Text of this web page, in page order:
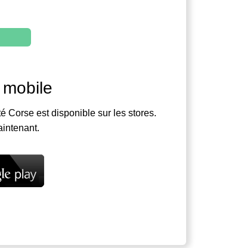
Corse est disponible sur les stores.